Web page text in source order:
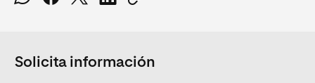
Solicita información